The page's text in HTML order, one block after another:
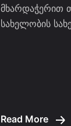
მხარდაჭერით
სახელობის
Read More